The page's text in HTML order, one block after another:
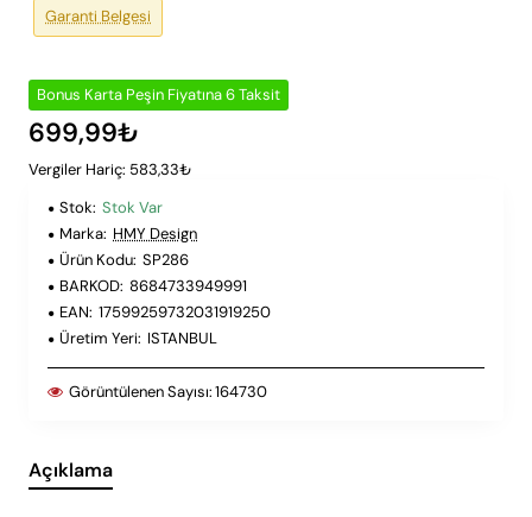
Garanti Belgesi
Bonus Karta Peşin Fiyatına 6 Taksit
699,99₺
Vergiler Hariç: 583,33₺
Stok: Stok Var
Marka: HMY Design
Ürün Kodu: SP286
BARKOD: 8684733949991
EAN: 17599259732031919250
Üretim Yeri: ISTANBUL
Görüntülenen Sayısı:164730
Açıklama